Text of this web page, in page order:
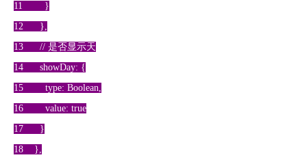
11 }
12 },
13 // 是否显示天
14 showDay: {
15 type: Boolean,
16 value: true
17 }
18 },